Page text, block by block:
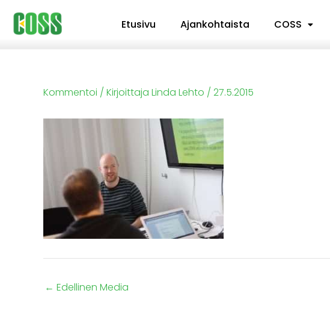
Siirry
sisältöön
Etusivu Ajankohtaista COSS
Kommentoi / Kirjoittaja Linda Lehto / 27.5.2015
← Edellinen Media